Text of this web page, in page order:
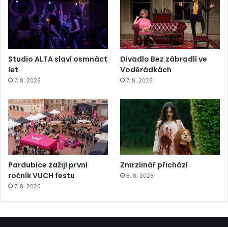
Studio ALTA slaví osmnáct
let
7. 8. 2026
Divadlo Bez zábradlí ve
Voděrádkách
7. 8. 2026
Pardubice zažijí první
ročník VUCH festu
7. 8. 2026
Zmrzlinář přichází
6. 8. 2026